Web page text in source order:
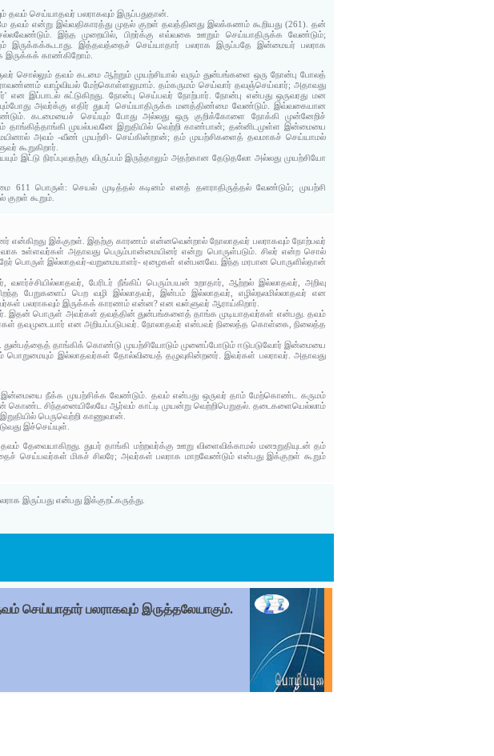
செய்யாதவர் பலராகவும் இருப்பதுதான்.
தவம் என்று இவ்வதிகாரத்து முதல் குறள் தவத்தினது இலக்கணம் கூறியது (261). தன்
இந்த முறையில், பிறர்க்கு எவ்வகை ஊறும் செய்யாதிருக்க வேண்டும்;
இருக்கக்கூடாது. இத்தவத்தைச் செய்யாதார் பலராக இருப்பதே இன்மையர் பலராக
இருக்கக் காண்கிறோம்.
சொல்லும் தவம் கடமை ஆற்றும் முயற்சியால் வரும் துன்பங்களை ஒரு நோன்பு போலத்
வாழ்வியல் மேற்கொள்ளலுமாம். தம்கருமம் செய்வார் தவஞ்செய்வார்; அதாவது
சுட்டுகிறது. நோன்பு செய்பவர் நோற்பார். நோன்பு என்பது ஒருவரது மன
அவர்க்கு எதிர் துயர் செய்யாதிருக்க மனத்திண்மை வேண்டும். இவ்வகையான
கடமையைச் செய்யும் போது அல்லது ஒரு குறிக்கோளை நோக்கி முன்னேறிச்
முயல்பவனே இறுதியில் வெற்றி காண்பான்; தன்னிடமுள்ள இன்மையை
அவம் -வீண் முயற்சி- செய்கின்றான்; தம் முயற்சிகளைத் தவமாகச் செய்யாமல்
கூறுகிறார்.
நிரப்புவதற்கு விருப்பம் இருந்தாலும் அதற்கான தேடுதலோ அல்லது முயற்சியோ
611 பொருள்: செயல் முடித்தல் கடினம் எனத் தளராதிருத்தல் வேண்டும்; முயற்சி
கூறும்.
என்கிறது இக்குறள். இதற்கு காரணம் என்னவென்றால் நோலாதவர் பலராகவும் நோற்பவர்
உள்ளவர்கள் அதாவது பெரும்பான்மையினர் என்று பொருள்படும். சிலர் என்ற சொல்
பொருள் இல்லாதவர்-வறுமையாளர்- ஏழைகள் என்பனவே. இந்த மரபான பொருளில்தான்
பேரிடர் நீங்கிப் பெரும்பயன் உறாதார், ஆற்றல் இல்லாதவர், அறிவு
பேறுகளைப் பெற வழி இல்லாதவர், இன்பம் இல்லாதவர், எழில்நலமில்லாதவர் என
பலராகவும் இருக்கக் காரணம் என்ன? என வள்ளுவர் ஆராய்கிறார்.
இதன் பொருள் அவர்கள் தவத்தின் துன்பங்களைத் தாங்க முடியாதவர்கள் என்பது. தவம்
தவமுடையார் என அறியப்படுபவர். நோலாதவர் என்பவர் நிலைத்த கொள்கை, நிலைத்த
துன்பத்தைத் தாங்கிக் கொண்டு முயற்சியோடும் முனைப்போடும் ஈடுபடுவோர் இன்மையை
பொறுமையும் இல்லாதவர்கள் தோல்வியைத் தழுவுகின்றனர். இவர்கள் பலராவர். அதாவது
இன்மையை நீக்க முயற்சிக்க வேண்டும். தவம் என்பது ஒருவர் தாம் மேற்கொண்ட கருமம்
சிந்தனையிலேயே ஆர்வம் காட்டி முயன்று வெற்றிபெறுதல். தடைகளையெல்லாம்
பெருவெற்றி காணுவான்.
இச்செய்யுள்.
துயர் தாங்கி மற்றவர்க்கு ஊறு விளைவிக்காமல் மனஉறுதியுடன் தம்
செய்பவர்கள் மிகச் சிலரே; அவர்கள் பலராக மாறவேண்டும் என்பது இக்குறள் கூறும்
இருப்பது என்பது இக்குறட்கருத்து.
செய்யாதார் பலராகவும் இருத்தலேயாகும்.